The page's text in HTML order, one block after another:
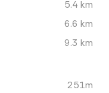
5.4 km
6.6 km
9.3 km
251m